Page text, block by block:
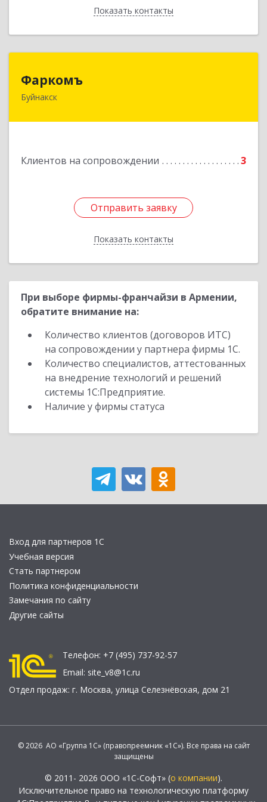
Показать контакты
Назад
Фаркомъ
Буйнакск
Клиентов на сопровождении 3
Отправить заявку
Показать контакты
Отправить заявку
Назад
При выборе фирмы-франчайзи в Армении,
обратите внимание на:
Количество клиентов (договоров ИТС)
на сопровождении у партнера фирмы 1С.
Количество специалистов, аттестованных
на внедрение технологий и решений
системы 1С:Предприятие.
Наличие у фирмы статуса
Вход для партнеров 1С
Учебная версия
Стать партнером
Политика конфиденциальности
Замечания по сайту
Другие сайты
Телефон: +7 (495) 737-92-57
Email: site_v8@1c.ru
Отдел продаж: г. Москва, улица Селезнёвская, дом 21
© 2026 АО «Группа 1С» (правопреемник «1С»). Все права на сайт
защищены
© 2011- 2026 ООО «1С-Софт» (о компании).
Исключительное право на технологическую платформу